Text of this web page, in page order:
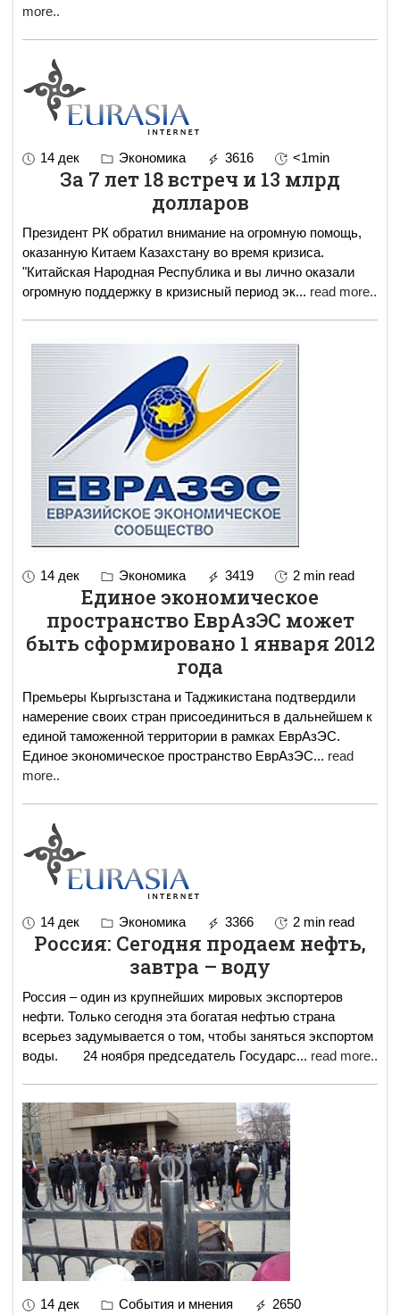
more..
14 дек Экономика 3616 <1min
За 7 лет 18 встреч и 13 млрд
долларов
Президент РК обратил внимание на огромную помощь,
оказанную Китаем Казахстану во время кризиса.
"Китайская Народная Республика и вы лично оказали
огромную поддержку в кризисный период эк... read more..
14 дек Экономика 3419 2 min read
Единое экономическое
пространство ЕврАзЭС может
быть сформировано 1 января 2012
года
Премьеры Кыргызстана и Таджикистана подтвердили
намерение своих стран присоединиться в дальнейшем к
единой таможенной территории в рамках ЕврАзЭС.
Единое экономическое пространство ЕврАзЭС... read
more..
14 дек Экономика 3366 2 min read
Россия: Сегодня продаем нефть,
завтра – воду
Россия – один из крупнейших мировых экспортеров
нефти. Только сегодня эта богатая нефтью страна
всерьез задумывается о том, чтобы заняться экспортом
воды. 24 ноября председатель Государс... read more..
14 дек События и мнения
2650